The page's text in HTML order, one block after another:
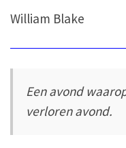
William Blake
Een avond
verloren avond.